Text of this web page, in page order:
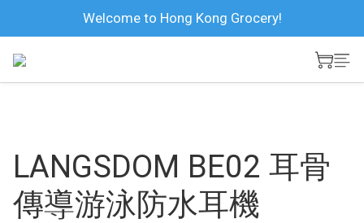
Welcome to Hong Kong Grocery!
LANGSDOM BE02 耳骨
傳導游泳防水耳機